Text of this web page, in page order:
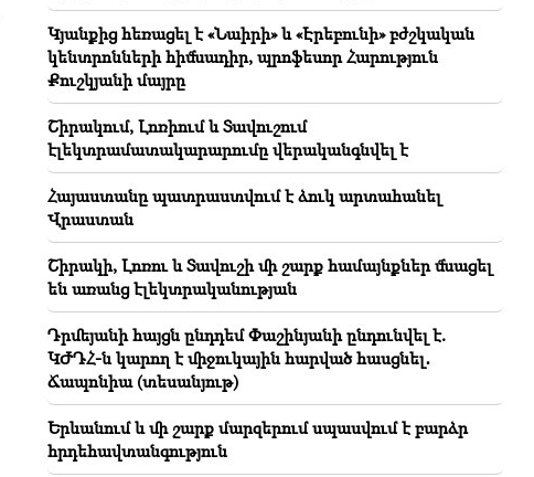
19:28 Կարևոր
Ձեր առաջնորդությամբ ՀՀ Կառավարությունը
կշարունակի կառուցողական դեր խաղալ
տարածաշրջանային խաղաղության գործում.
Գուտերեշը՝ Փաշինյանին
18:35
Ռուսաստանը պատրաստ է շարունակել
Հայաստանի երկաթուղիների կոնցեսիոն
կառավարումը. Օվերչուկ
18:21
Հայաստանյան ապրանքների՝ ՌԴ շուկա
արտահանման անհիմն սահմանափակումները
մտահոգիչ են. Ռուբինյանը՝ Մատվիենկոյին
Կյանքից հեռացել է «Նաիրի» և «Էրեբունի» բժշկական
կենտրոնների հիմնադիր, պրոֆեսոր Հարություն
Քուշկյանի մայրը
Շիրակում, Լոռիում և Տավուշում
էլեկտրամատակարարումը վերականգնվել է
Հայաստանը պատրաստվում է ձուկ արտահանել
Վրաստան
Շիրակի, Լոռու և Տավուշի մի շարք համայնքներ մնացել
են առանց էլեկտրականության
Դրմեյանի հայցն ընդդեմ Փաշինյանի ընդունվել է.
ԿԺԴՀ-ն կարող է միջուկային հարված հասցնել․
Ճապոնիա (տեսանյութ)
Երևանում և մի շարք մարզերում սպասվում է բարձր
հրդեհավտանգություն